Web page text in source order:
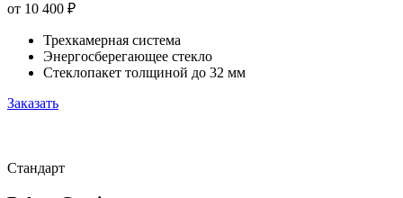
от 10 400 ₽
Трехкамерная система
Энергосберегающее стекло
Стеклопакет толщиной до 32 мм
Заказать
Стандарт